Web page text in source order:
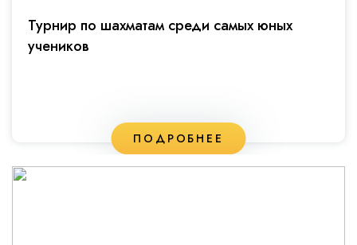
Турнир по шахматам среди самых юных
учеников
ПОДРОБНЕЕ